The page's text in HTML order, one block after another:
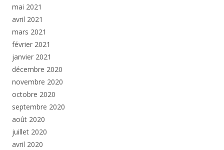
mai 2021
avril 2021
mars 2021
février 2021
janvier 2021
décembre 2020
novembre 2020
octobre 2020
septembre 2020
août 2020
juillet 2020
avril 2020